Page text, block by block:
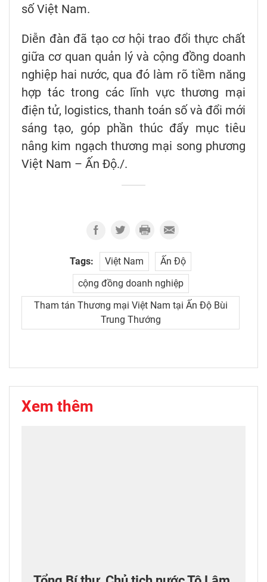
số Việt Nam.
Diễn đàn đã tạo cơ hội trao đổi thực chất
giữa cơ quan quản lý và cộng đồng doanh
nghiệp hai nước, qua đó làm rõ tiềm năng
hợp tác trong các lĩnh vực thương mại
điện tử, logistics, thanh toán số và đổi mới
sáng tạo, góp phần thúc đẩy mục tiêu
nâng kim ngạch thương mại song phương
Việt Nam – Ấn Độ./.
Tags: Việt Nam
Ấn Độ
cộng đồng doanh nghiệp
Tham tán Thương mại Việt Nam tại Ấn Độ Bùi
Trung Thướng
Xem thêm